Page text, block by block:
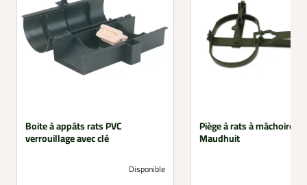
Boite à appâts rats PVC
verrouillage avec clé
Disponible
Piège à rats à mâchoires -
Maudhuit